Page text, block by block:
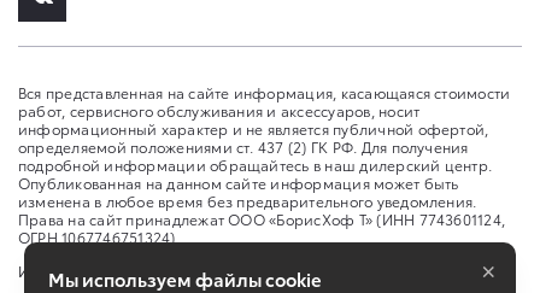
Вся представленная на сайте информация, касающаяся стоимости
работ, сервисного обслуживания и аксессуаров, носит
информационный характер и не является публичной офертой,
определяемой положениями ст. 437 (2) ГК РФ. Для получения
подробной информации обращайтесь в наш дилерский центр.
Опубликованная на данном сайте информация может быть
изменена в любое время без предварительного уведомления.
Права на сайт принадлежат ООО «БорисХоф Т» (ИНН 7743601124,
ОГРН 1067746751324)
Изменить настройку cookies
Мы используем файлы cookie ×